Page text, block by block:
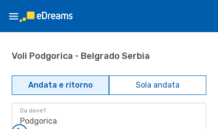
Voli Podgorica - Belgrado Serbia
Andata e ritorno Sola andata
Da dove?
Podgorica